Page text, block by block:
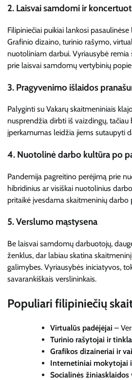
2. Laisvai samdomi ir
Filipiniečiai puikiai lankosi pasaulinėse
Grafinio dizaino, turinio rašymo,
nuotoliniam darbui. Vyriausybė
prie laisvai samdomų vertybinių
3. Pragyvenimo išlaidos
Palyginti su Vakarų skaitmeniniais
nusprendžia dirbti iš vaizdingų, tačiau
įperkamumas leidžia jiems sutaupyti
4. Nuotolinė darbo kultūra po
Pandemija pagreitino perėjimą prie
hibridinius ar visiškai nuotolinius
pritaikė įvesdama skaitmeninių
5.Verslumo mąstysena
Be laisvai samdomų darbuotojų,
ženklus, dar labiau skatina
galimybes. Vyriausybės iniciatyvos,
savarankiškais verslininkais.
Populiari filipiniečių
Virtualūs padėjėjai –
Turinio rašytojai ir
Grafikos dizaineriai ir
Internetiniai mokytojai
Socialinės